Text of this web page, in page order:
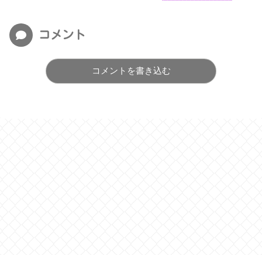
コメント
コメントを書き込む